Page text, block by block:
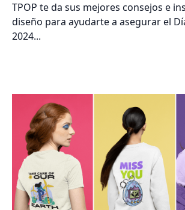
TPOP te da sus mejores consejos e
diseño para ayudarte a asegurar el
2024...